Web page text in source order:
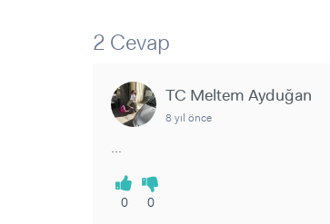
Sorular ve
2 Cevap
TC Meltem Ayduğan
8 yıl önce
...
0 0